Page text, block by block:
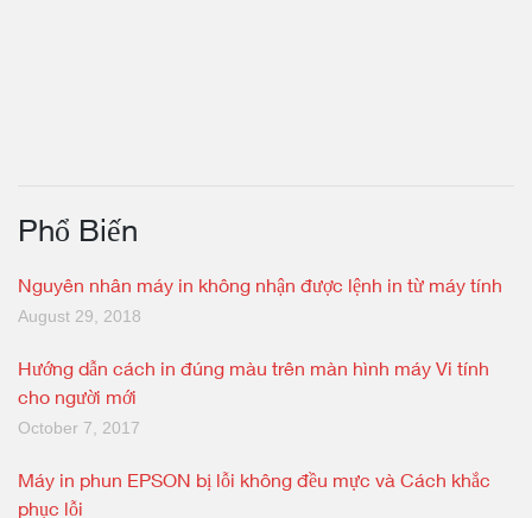
Phổ Biến
Nguyên nhân máy in không nhận được lệnh in từ máy tính
August 29, 2018
Hướng dẫn cách in đúng màu trên màn hình máy Vi tính
cho người mới
October 7, 2017
Máy in phun EPSON bị lỗi không đều mực và Cách khắc
phục lỗi